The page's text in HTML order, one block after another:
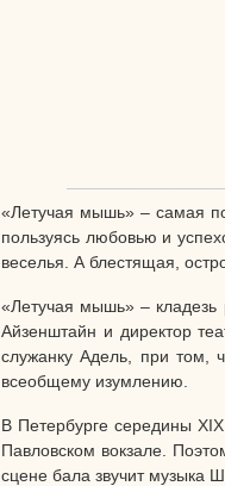
«Летучая мышь» – самая
пользуясь любовью и
веселья. А блестящая,
«Летучая мышь» – кладезь
Айзенштайн и директор
служанку Адель, при том,
всеобщему изумлению.
В Петербурге середины
Павловском вокзале.
сцене бала звучит музыка